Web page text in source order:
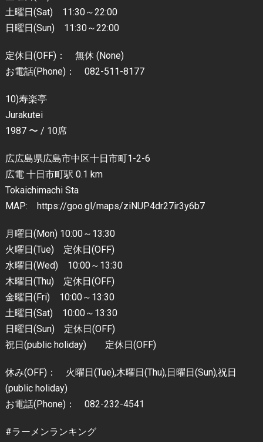
土曜日(Sat) 11:30～22:00
日曜日(Sun) 11:30～22:00
定休日(OFF)： 無休 (None)
お電話(Phone)： 082-511-8177
10)寿楽亭
Jurakutei
1987 〜 / 10席
広広島県広島市中区十日市町1-2-6
広電 十日市町駅 0.1 km
Tokaichimachi Sta
MAP: https://goo.gl/maps/ziNUP4dr27ir3y6b7
月曜日(Mon) 10:00～13:30
火曜日(Tue) 定休日(OFF)
水曜日(Wed) 10:00～13:30
木曜日(Thu) 定休日(OFF)
金曜日(Fri) 10:00～13:30
土曜日(Sat) 10:00～13:30
日曜日(Sun) 定休日(OFF)
祝日(public holiday) 定休日(OFF)
休み(OFF)： 火曜日(Tue),木曜日(Thu),日曜日(Sun),祝日
(public holiday)
お電話(Phone)： 082-232-4541
#ラーメンランキング